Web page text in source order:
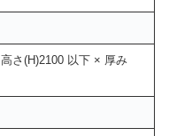
さ(H)2100 以下 × 厚み